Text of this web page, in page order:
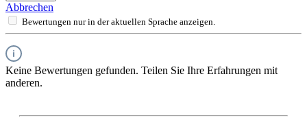
Abbrechen
Bewertungen nur in der aktuellen Sprache anzeigen.
Keine Bewertungen gefunden. Teilen Sie Ihre Erfahrungen mit
anderen.